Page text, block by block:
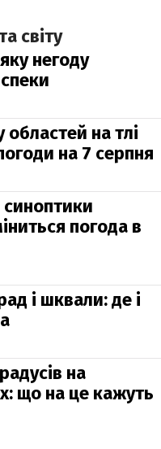
світу
негоду
на тлі
на 7 серпня
синоптики
погода в
і шквали: де і
на
що на це кажуть